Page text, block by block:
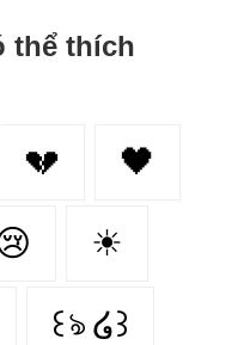
thể thích
💔 🖤
☀
꒰ঌ ໒꒱